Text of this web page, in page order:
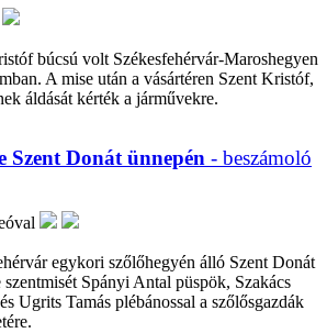
búcsú volt Székesfehérvár-Maroshegyen
A mise után a vásártéren Szent Kristóf,
áldását kérték a járművekre.
Szent Donát ünnepén - beszámoló
egykori szőlőhegyén álló Szent Donát
Spányi Antal püspök, Szakács
Ugrits Tamás plébánossal a szőlősgazdák